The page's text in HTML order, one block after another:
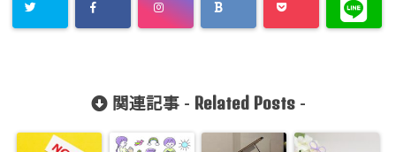
関連記事 - Related Posts-